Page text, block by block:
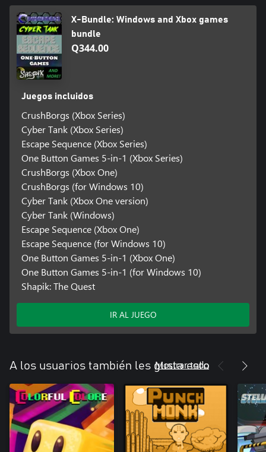
X-Bundle: Windows and Xbox games
bundle
Q344.00
Juegos incluidos
CrushBorgs (Xbox Series)
Cyber Tank (Xbox Series)
Escape Sequence (Xbox Series)
One Button Games 5-in-1 (Xbox Series)
CrushBorgs (Xbox One)
CrushBorgs (for Windows 10)
Cyber Tank (Xbox One version)
Cyber Tank (Windows)
Escape Sequence (Xbox One)
Escape Sequence (for Windows 10)
One Button Games 5-in-1 (Xbox One)
One Button Games 5-in-1 (for Windows 10)
Shapik: The Quest
IR AL JUEGO
A los usuarios también les gusta esto
Mostrar todo